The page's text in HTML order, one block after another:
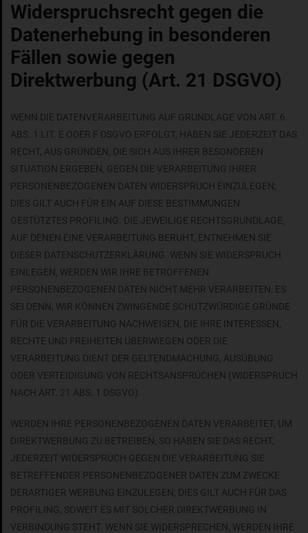
Widerspruchsrecht gegen die
Datenerhebung in besonderen
Fällen sowie gegen
Direktwerbung (Art. 21 DSGVO)
WENN DIE DATENVERARBEITUNG AUF GRUNDLAGE VON ART. 6
ABS. 1 LIT. E ODER F DSGVO ERFOLGT, HABEN SIE JEDERZEIT DAS
RECHT, AUS GRÜNDEN, DIE SICH AUS IHRER BESONDEREN
SITUATION ERGEBEN, GEGEN DIE VERARBEITUNG IHRER
PERSONENBEZOGENEN DATEN WIDERSPRUCH EINZULEGEN;
DIES GILT AUCH FÜR EIN AUF DIESE BESTIMMUNGEN
GESTÜTZTES PROFILING. DIE JEWEILIGE RECHTSGRUNDLAGE,
AUF DENEN EINE VERARBEITUNG BERUHT, ENTNEHMEN SIE
DIESER DATENSCHUTZERKLÄRUNG. WENN SIE WIDERSPRUCH
EINLEGEN, WERDEN WIR IHRE BETROFFENEN
PERSONENBEZOGENEN DATEN NICHT MEHR VERARBEITEN, ES
SEI DENN, WIR KÖNNEN ZWINGENDE SCHUTZWÜRDIGE GRÜNDE
FÜR DIE VERARBEITUNG NACHWEISEN, DIE IHRE INTERESSEN,
RECHTE UND FREIHEITEN ÜBERWIEGEN ODER DIE
VERARBEITUNG DIENT DER GELTENDMACHUNG, AUSÜBUNG
ODER VERTEIDIGUNG VON RECHTSANSPRÜCHEN (WIDERSPRUCH
NACH ART. 21 ABS. 1 DSGVO).
WERDEN IHRE PERSONENBEZOGENEN DATEN VERARBEITET, UM
DIREKTWERBUNG ZU BETREIBEN, SO HABEN SIE DAS RECHT,
JEDERZEIT WIDERSPRUCH GEGEN DIE VERARBEITUNG SIE
BETREFFENDER PERSONENBEZOGENER DATEN ZUM ZWECKE
DERARTIGER WERBUNG EINZULEGEN; DIES GILT AUCH FÜR DAS
PROFILING, SOWEIT ES MIT SOLCHER DIREKTWERBUNG IN
VERBINDUNG STEHT. WENN SIE WIDERSPRECHEN, WERDEN IHRE